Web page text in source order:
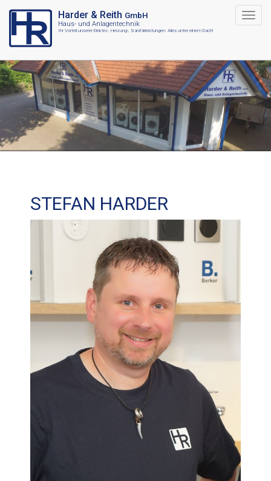
Harder & Reith GmbH
Haus- und Anlagentechnik
Ihr Vorteil unserer Elektro-, Heizung-, Sanitärleistungen: Alles unter einem Dach!
STEFAN HARDER